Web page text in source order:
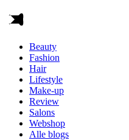
Beauty
Fashion
Hair
Lifestyle
Make-up
Review
Salons
Webshop
Alle blogs